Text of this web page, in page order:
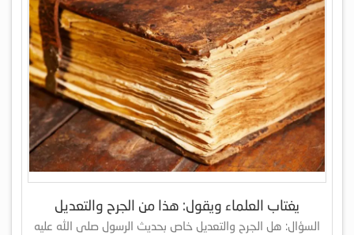
يغتاب العلماء ويقول: هذا من الجرح والتعديل
السؤال: هل الجرح والتعديل خاص بحديث الرسول صلى الله عليه